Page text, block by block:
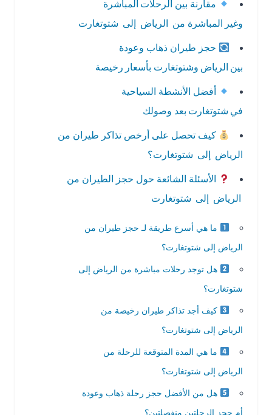
مقارنة بين الرحلات المباشرة
وغير المباشرة من الرياض إلى شتوتغارت
حجز طيران ذهاب وعودة
بين الرياض وشتوتغارت بأسعار رخيصة
أفضل الأنشطة السياحية
في شتوتغارت بعد وصولك
كيف تحصل على أرخص تذاكر طيران من
الرياض إلى شتوتغارت؟
الأسئلة الشائعة حول حجز الطيران من
الرياض إلى شتوتغارت
ما هي أسرع طريقة لـ حجز طيران من
الرياض إلى شتوتغارت؟
هل توجد رحلات مباشرة من الرياض إلى
شتوتغارت؟
كيف أجد تذاكر طيران رخيصة من
الرياض إلى شتوتغارت؟
ما هي المدة المتوقعة للرحلة من
الرياض إلى شتوتغارت؟
هل من الأفضل حجز رحلة ذهاب وعودة
أم حجز الرحلتين منفصلتين؟